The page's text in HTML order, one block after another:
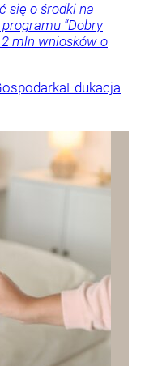
się o środki na
“Dobry
2 mln wniosków o
Edukacja